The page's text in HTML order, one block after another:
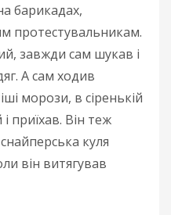
барикадах,
протестувальникам.
завжди сам шукав і
А сам ходив
морози, в сіренькій
приїхав. Він теж
куля
він витягував